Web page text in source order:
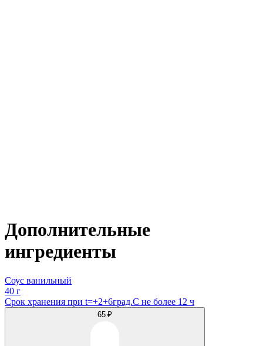
Дополнительные
ингредиенты
Соус ванильный
40 г
Срок хранения при t=+2+6град.С не более 12 ч
65 ₽